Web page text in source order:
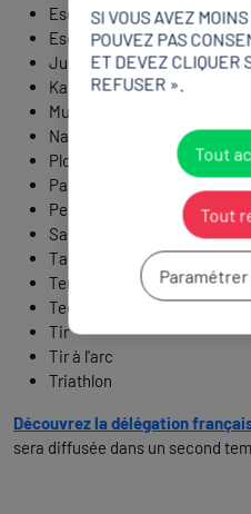
Escalade
Escrime
Judo
Karaté
Muaythaï
Natation artistique
Plongeon
Padel
Pentathlon moderne
Saut à ski
Taekwondo
Tennis de table
Teqball
Tir
Tir à l'arc
Triathlon
Découvrez la délégation
sera diffusée dans un second
SI VOUS AVEZ
POUVEZ PAS
ET DEVEZ CLIQUER
REFUSER ».
Tout
Tout